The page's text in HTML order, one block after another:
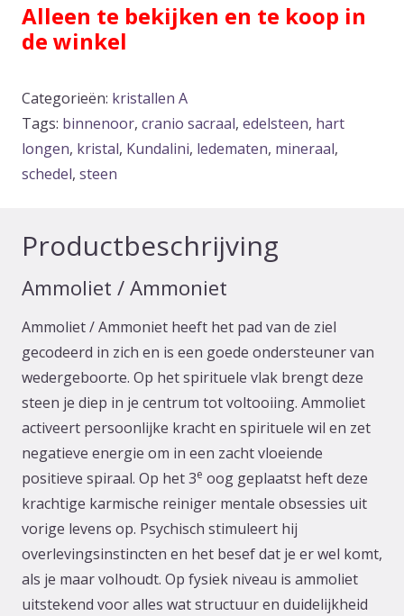
Alleen te bekijken en te koop in
de winkel
Categorieën: kristallen A
Tags: binnenoor, cranio sacraal, edelsteen, hart
longen, kristal, Kundalini, ledematen, mineraal,
schedel, steen
Productbeschrijving
Ammoliet / Ammoniet
Ammoliet / Ammoniet heeft het pad van de ziel
gecodeerd in zich en is een goede ondersteuner van
wedergeboorte. Op het spirituele vlak brengt deze
steen je diep in je centrum tot voltooiing. Ammoliet
activeert persoonlijke kracht en spirituele wil en zet
negatieve energie om in een zacht vloeiende
positieve spiraal. Op het 3e oog geplaatst heft deze
krachtige karmische reiniger mentale obsessies uit
vorige levens op. Psychisch stimuleert hij
overlevingsinstincten en het besef dat je er wel komt,
als je maar volhoudt. Op fysiek niveau is ammoliet
uitstekend voor alles wat structuur en duidelijkheid